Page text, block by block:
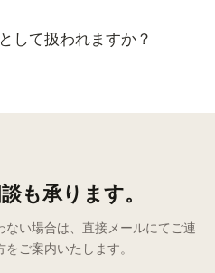
して扱われますか？
も承ります。
い場合は、直接メールにてご連
ご案内いたします。